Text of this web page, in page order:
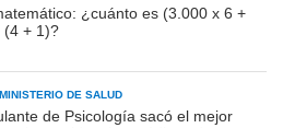
¿cuánto es (3.000 x 6 +
(4 + 1)?
DE SALUD
de Psicología sacó el mejor